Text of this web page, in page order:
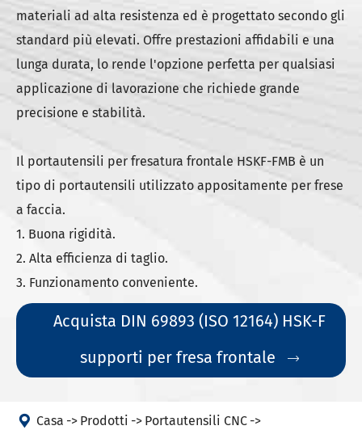
materiali ad alta resistenza ed è progettato secondo gli
standard più elevati. Offre prestazioni affidabili e una
lunga durata, lo rende l'opzione perfetta per qualsiasi
applicazione di lavorazione che richiede grande
precisione e stabilità.
Il portautensili per fresatura frontale HSKF-FMB è un
tipo di portautensili utilizzato appositamente per frese
a faccia.
1. Buona rigidità.
2. Alta efficienza di taglio.
3. Funzionamento conveniente.
Acquista DIN 69893 (ISO 12164) HSK-F
supporti per fresa frontale

 Casa Prodotti
Portautensili CNC